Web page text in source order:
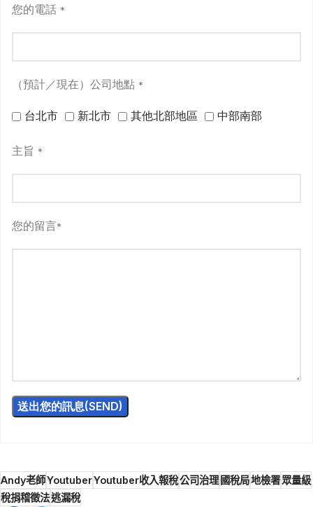
您的電話 *
（預計／現在）公司地點 *
台北市 新北市 其他北部地區 中部南部
主旨 *
您的留言*
Andy老師YoutuberYoutuber收入報稅公司治理國稅局地檢署眾量級
稅捐稽徵法逃漏稅